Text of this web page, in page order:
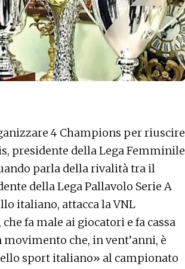
4 Champions per riuscire
presidente della Lega Femminile
parla della rivalità tra il
della Lega Pallavolo Serie A
italiano, attacca la VNL
fa male ai giocatori e fa cassa
che, in vent’anni, è
sport italiano» al campionato